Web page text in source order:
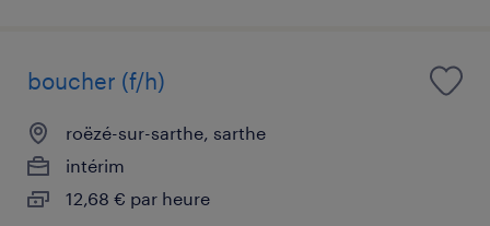
boucher (f/h)
roëzé-sur-sarthe, sarthe
intérim
12,68 € par heure